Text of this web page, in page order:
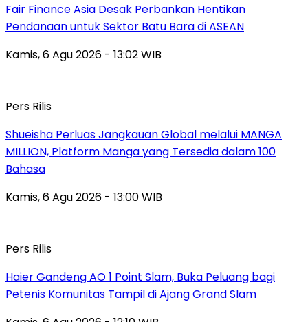
Fair Finance Asia Desak Perbankan Hentikan
Pendanaan untuk Sektor Batu Bara di ASEAN
Kamis, 6 Agu 2026 - 13:02 WIB
Pers Rilis
Shueisha Perluas Jangkauan Global melalui MANGA
MILLION, Platform Manga yang Tersedia dalam 100
Bahasa
Kamis, 6 Agu 2026 - 13:00 WIB
Pers Rilis
Haier Gandeng AO 1 Point Slam, Buka Peluang bagi
Petenis Komunitas Tampil di Ajang Grand Slam